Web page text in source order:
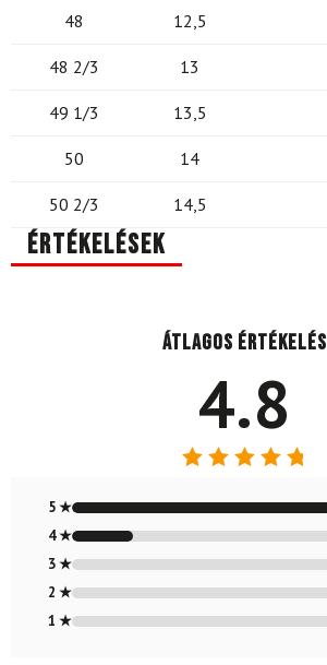
48 12,5
48 2/3 13
49 1/3 13,5
50 14
50 2/3 14,5
Értékelések
Átlagos értékelés
4.8
4.83/ 5
5 ★
4 ★
3 ★
2 ★
1 ★